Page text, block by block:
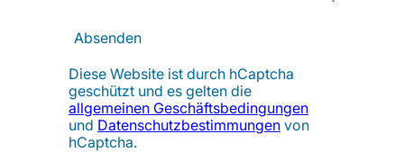
Absenden
Diese Website ist durch hCaptcha
geschützt und es gelten die
allgemeinen Geschäftsbedingungen
und Datenschutzbestimmungen von
hCaptcha.